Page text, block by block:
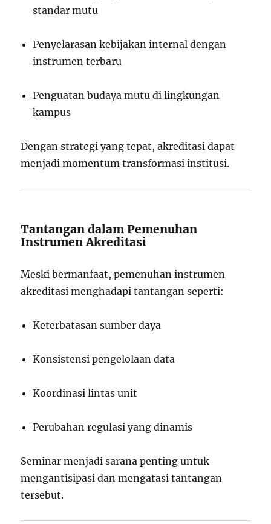
standar mutu
Penyelarasan kebijakan internal dengan
instrumen terbaru
Penguatan budaya mutu di lingkungan
kampus
Dengan strategi yang tepat, akreditasi dapat
menjadi momentum transformasi institusi.
Tantangan dalam Pemenuhan
Instrumen Akreditasi
Meski bermanfaat, pemenuhan instrumen
akreditasi menghadapi tantangan seperti:
Keterbatasan sumber daya
Konsistensi pengelolaan data
Koordinasi lintas unit
Perubahan regulasi yang dinamis
Seminar menjadi sarana penting untuk
mengantisipasi dan mengatasi tantangan
tersebut.